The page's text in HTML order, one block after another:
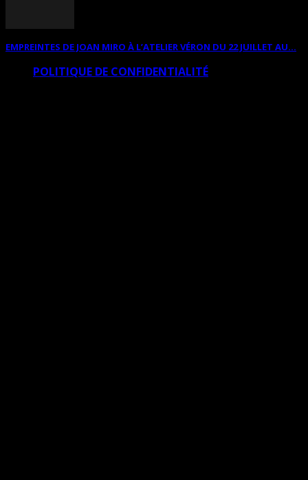
EMPREINTES DE JOAN MIRO À L’ATELIER VÉRON DU 22 JUILLET AU...
POLITIQUE DE CONFIDENTIALITÉ